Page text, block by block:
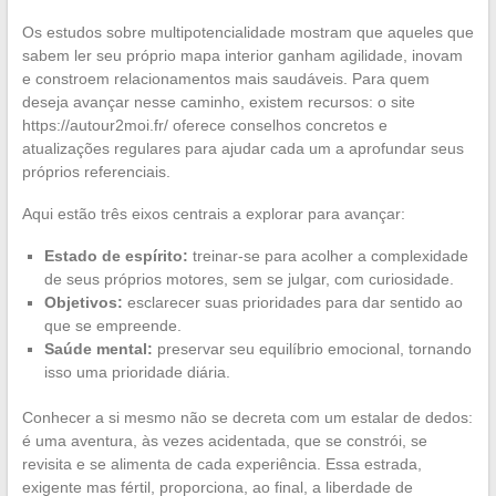
Os estudos sobre multipotencialidade mostram que aqueles que
sabem ler seu próprio mapa interior ganham agilidade, inovam
e constroem relacionamentos mais saudáveis. Para quem
deseja avançar nesse caminho, existem recursos: o site
https://autour2moi.fr/ oferece conselhos concretos e
atualizações regulares para ajudar cada um a aprofundar seus
próprios referenciais.
Aqui estão três eixos centrais a explorar para avançar:
Estado de espírito: treinar-se para acolher a complexidade
de seus próprios motores, sem se julgar, com curiosidade.
Objetivos: esclarecer suas prioridades para dar sentido ao
que se empreende.
Saúde mental: preservar seu equilíbrio emocional, tornando
isso uma prioridade diária.
Conhecer a si mesmo não se decreta com um estalar de dedos:
é uma aventura, às vezes acidentada, que se constrói, se
revisita e se alimenta de cada experiência. Essa estrada,
exigente mas fértil, proporciona, ao final, a liberdade de